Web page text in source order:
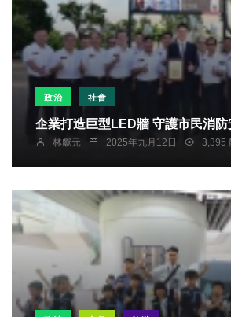
政治 社會
企業打造巨型LED牆 守護市
林獻元 2025年九月12日 3,395